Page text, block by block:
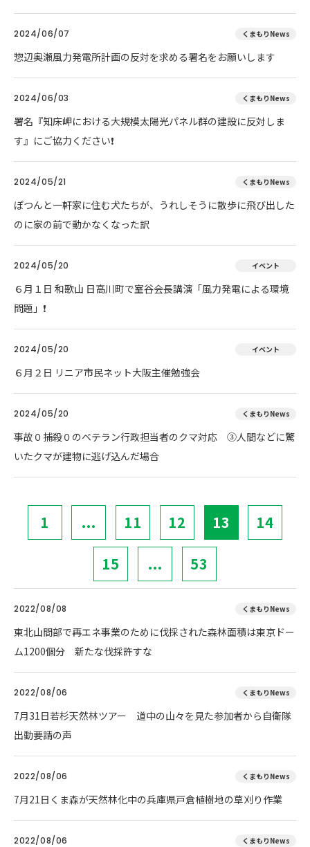
2024/06/07 くまもりNews
惣辺奥瀬風力発電所計画の反対を求める署名をお願いします
2024/06/03 くまもりNews
署名『知床岬における大規模太陽光パネル群の建設に反対しま
す』にご協力ください❗
2024/05/21 くまもりNews
ぽつんと一軒家に住む犬たちが、うれしそうに散歩に飛び出した
のに家の前で動かなくなった訳
2024/05/20 イベント
６月１日 和歌山 日高川町で室谷会長講演「風力発電による環境
問題」❗
2024/05/20 イベント
６月２日 リニア市民ネット大阪主催勉強会
2024/05/20 くまもりNews
事故０捕殺０のベテラン行政担当者のクマ対応 ③人間などに驚
いたクマが建物に逃げ込んだ場合
1 ... 11 12 13 14
15 ... 53
2022/08/08 くまもりNews
東北山間部で再エネ事業のために伐採された森林面積は東京ドー
ム1200個分 新たな伐採許すな
2022/08/06 くまもりNews
7月31日若杉天然林ツアー 道中の山々を見た参加者から自衛隊
出動要請の声
2022/08/06 くまもりNews
7月21日くま森が天然林化中の兵庫県戸倉植樹地の草刈り作業
2022/08/06 くまもりNews